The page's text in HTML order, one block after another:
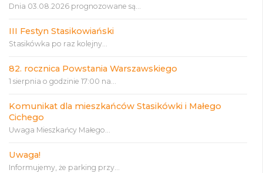
Dnia 03.08.2026 prognozowane są...
III Festyn Stasikowiański
Stasikówka po raz kolejny...
82. rocznica Powstania Warszawskiego
1 sierpnia o godzinie 17:00 na...
Komunikat dla mieszkańców Stasikówki i Małego
Cichego
Uwaga Mieszkańcy Małego...
Uwaga!
Informujemy, że parking przy...